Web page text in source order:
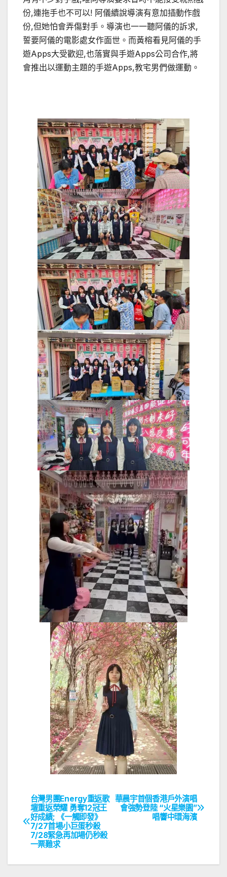
份,連拖手也不可以! 阿儀續說導演有意加插動作戲
份,但她怕會弄傷對手。導演也一一聽阿儀的訴求,
誓要阿儀的電影處女作面世。而黃榕看見阿儀的手
遊Apps大受歡迎,也落實與手遊Apps公司合作,將
會推出以運動主題的手遊Apps,教宅男們做運動。
文
章
導
覽
華晨宇首個香港戶外演唱
會強勢登陸 “火星樂園”
唱響中環海濱
台灣男團Energy重返歌
壇重返榮耀 勇奪12冠王
好成績; 《一觸即發》
7/27首場小巨蛋秒殺
7/28緊急再加場仍秒殺
一票難求